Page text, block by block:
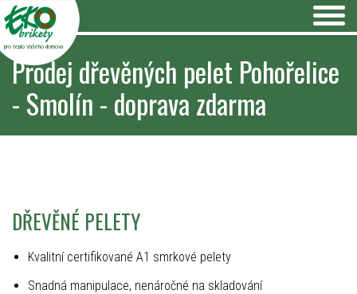
pro teplo Vašeho domova
Prodej dřevěných pelet Pohořelice
- Smolín - doprava zdarma
DŘEVĚNÉ PELETY
Kvalitní certifikované A1 smrkové pelety
Snadná manipulace, nenáročné na skladování